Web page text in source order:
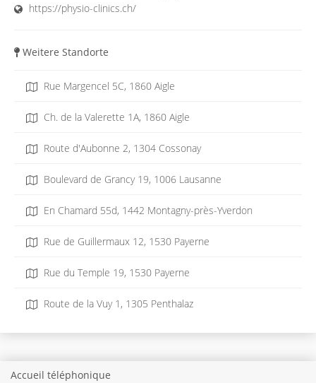
https://physio-clinics.ch/
Weitere Standorte
Rue Margencel 5C, 1860 Aigle
Ch. de la Valerette 1A, 1860 Aigle
Route d'Aubonne 2, 1304 Cossonay
Boulevard de Grancy 19, 1006 Lausanne
En Chamard 55d, 1442 Montagny-près-Yverdon
Rue de Guillermaux 12, 1530 Payerne
Rue du Temple 19, 1530 Payerne
Route de la Vuy 1, 1305 Penthalaz
Accueil téléphonique